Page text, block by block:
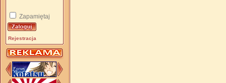
Zapamiętaj
Rejestracja